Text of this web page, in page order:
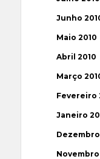
Junho
Maio 2010
Abril 2010
Março
Fevereiro
Janeiro